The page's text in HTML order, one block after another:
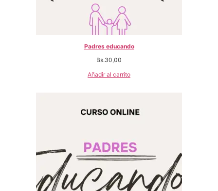
Padres educando
Bs.30,00
Añadir al carrito